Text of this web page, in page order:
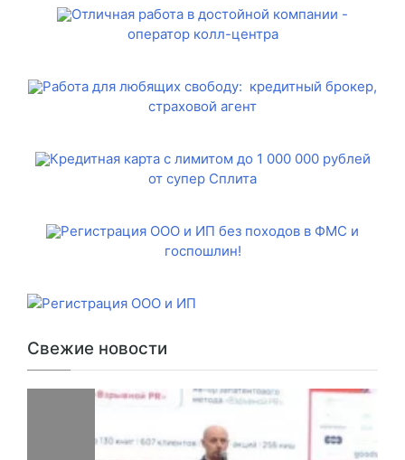
Отличная работа в достойной компании -
оператор колл-центра
Работа для любящих свободу: кредитный брокер,
страховой агент
Кредитная карта с лимитом до 1 000 000 рублей
от супер Сплита
Регистрация ООО и ИП без походов в ФМС и
госпошлин!
Свежие новости